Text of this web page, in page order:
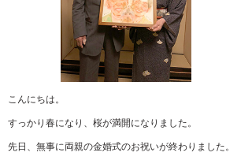
こんにちは。
すっかり春になり、桜が満開になりました。
先日、無事に両親の金婚式のお祝いが終わりました。